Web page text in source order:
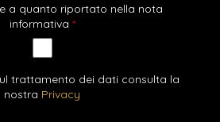
a quanto riportato nella nota
informativa *
trattamento dei dati consulta la
nostra Privacy